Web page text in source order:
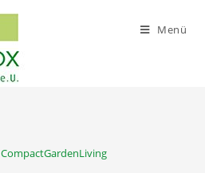
Menü
CompactGardenLiving